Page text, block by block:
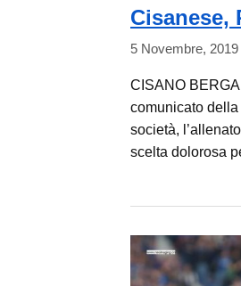
Cisanese,
5 Novembre, 2019
CISANO
comunicato
società,
scelta dolorosa